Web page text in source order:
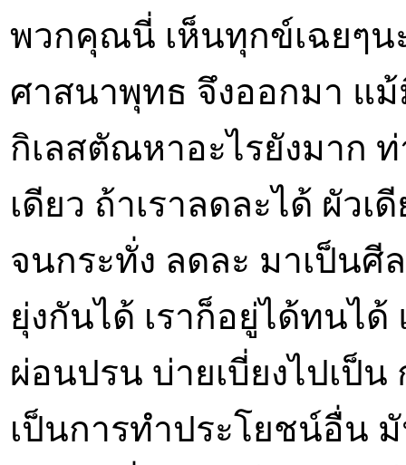
พวกคุณนี่ เห็นทุกข์เฉยๆน
ศาสนาพุทธ จึงออกมา แม้
กิเลสตัณหาอะไรยังมาก
เดียว ถ้าเราลดละได้ ผัว
จนกระทั่ง ลดละ มาเป็นศี
ยุ่งกันได้ เราก็อยู่ได้ทนไ
ผ่อนปรน บ่ายเบี่ยงไปเป็
เป็นการทำประโยชน์อื่น